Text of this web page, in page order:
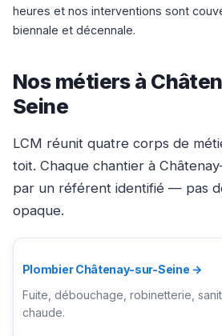
heures et nos interventions sont
biennale et décennale.
Nos métiers à
Seine
LCM réunit quatre corps de
toit. Chaque chantier à
par un référent identifié — pas
opaque.
Plombier Châtenay-sur-Seine →
Fuite, débouchage, robinetterie,
chaude.